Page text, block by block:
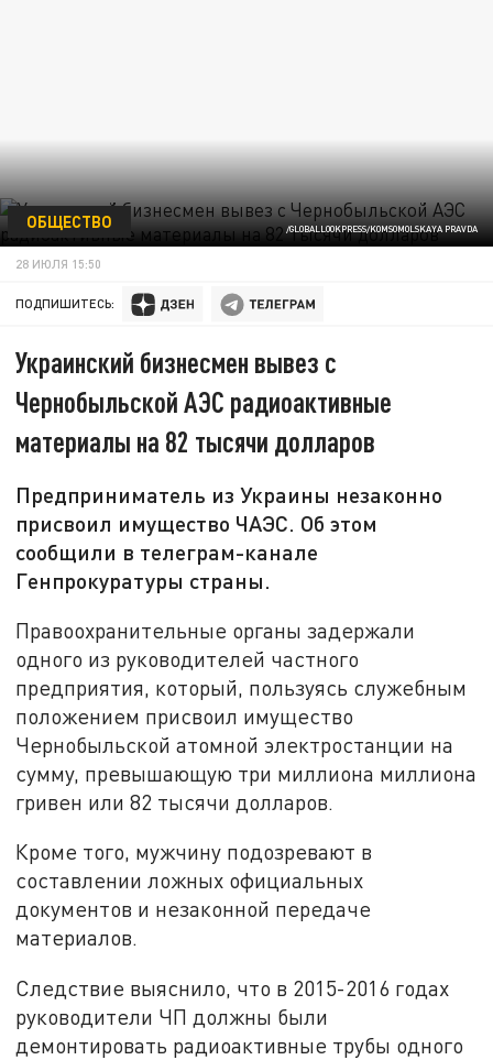
/GLOBALLOOKPRESS/KOMSOMOLSKAYA PRAVDA
ОБЩЕСТВО
28 ИЮЛЯ 15:50
ПОДПИШИТЕСЬ:
Украинский бизнесмен вывез с
Чернобыльской АЭС радиоактивные
материалы на 82 тысячи долларов
Предприниматель из Украины незаконно
присвоил имущество ЧАЭС. Об этом
сообщили в телеграм-канале
Генпрокуратуры страны.
Правоохранительные органы задержали
одного из руководителей частного
предприятия, который, пользуясь служебным
положением присвоил имущество
Чернобыльской атомной электростанции на
сумму, превышающую три миллиона миллиона
гривен или 82 тысячи долларов.
Кроме того, мужчину подозревают в
составлении ложных официальных
документов и незаконной передаче
материалов.
Следствие выяснило, что в 2015-2016 годах
руководители ЧП должны были
демонтировать радиоактивные трубы одного